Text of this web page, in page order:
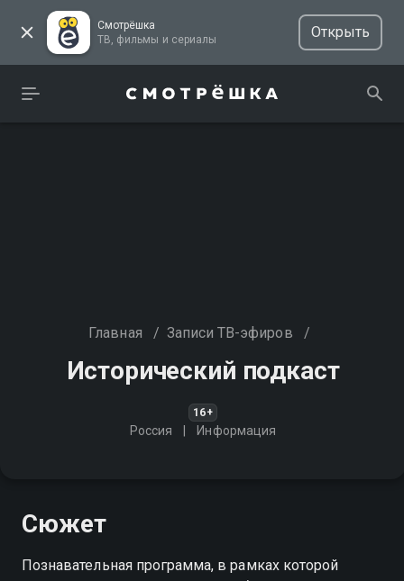
Смотрёшка
ТВ, фильмы и сериалы
Открыть
Главная / Записи ТВ-эфиров /
Исторический подкаст
16+
Россия Информация
Сюжет
Познавательная программа, в рамках которой